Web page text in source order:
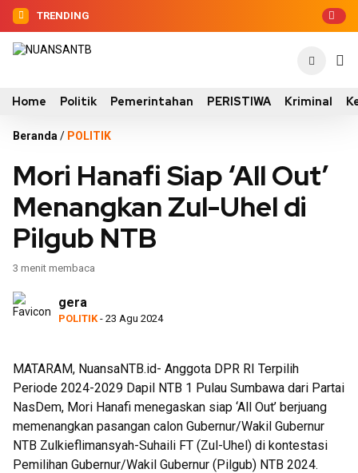
TRENDING
Home Politik Pemerintahan PERISTIWA Kriminal
Beranda / POLITIK
Mori Hanafi Siap ‘All Out’
Menangkan Zul-Uhel di
Pilgub NTB
3 menit membaca
gera
POLITIK - 23 Agu 2024
MATARAM, NuansaNTB.id- Anggota DPR RI Terpilih
Periode 2024-2029 Dapil NTB 1 Pulau Sumbawa dari Partai
NasDem, Mori Hanafi menegaskan siap ‘All Out’ berjuang
memenangkan pasangan calon Gubernur/Wakil Gubernur
NTB Zulkieflimansyah-Suhaili FT (Zul-Uhel) di kontestasi
Pemilihan Gubernur/Wakil Gubernur (Pilgub) NTB 2024.